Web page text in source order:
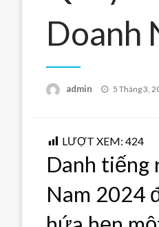
Doanh
admin
Posted
5 Tháng 3,
LƯỢT XEM: 424
Danh tiếng
Nam 2024